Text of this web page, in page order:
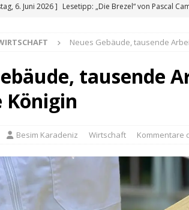
6. Juni 2026 ] Lesetipp: „Die Brezel“ von Pascal
15. Februar 2026 ] Aufzeichnung des 65.
11. Dezember 2025 ]
5. August 2026 ] Besim Karadeniz: Der Mann
Neues Gebäude, tausende
tausende
Königin
Besim Karadeniz Wirtschaft Kommentare